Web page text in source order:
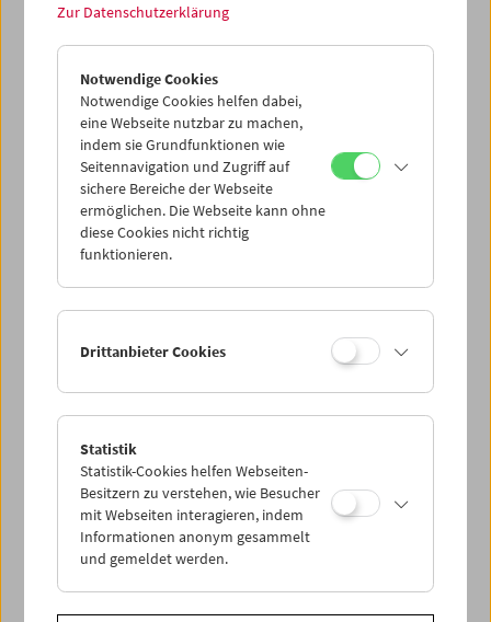
Mo 22.5.
Di 23.5.
Mi 24.5.
Do 25.5.
Sa 27.5.
PROGRAMM ÜBERBLICK
Zur Datenschutzerklärung
Notwendige Cookies
Notwendige Cookies helfen dabei,
eine Webseite nutzbar zu machen,
indem sie Grundfunktionen wie
Seitennavigation und Zugriff auf
sichere Bereiche der Webseite
ermöglichen. Die Webseite kann ohne
diese Cookies nicht richtig
funktionieren.
Drittanbieter Cookies
Statistik
Statistik-Cookies helfen Webseiten-
Besitzern zu verstehen, wie Besucher
mit Webseiten interagieren, indem
Informationen anonym gesammelt
und gemeldet werden.